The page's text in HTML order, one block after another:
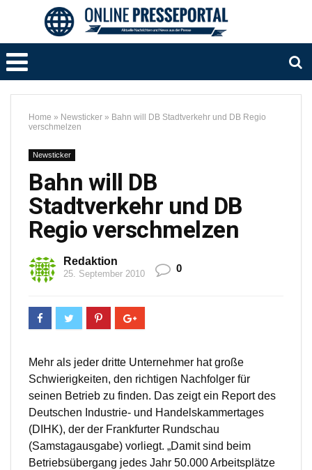
Home » Newsticker » Bahn will DB Stadtverkehr und DB Regio
verschmelzen
Newsticker
Bahn will DB
Stadtverkehr und DB
Regio verschmelzen
Redaktion
25. September 2010 0
Mehr als jeder dritte Unternehmer hat große
Schwierigkeiten, den richtigen Nachfolger für
seinen Betrieb zu finden. Das zeigt ein Report des
Deutschen Industrie- und Handelskammertages
(DIHK), der der Frankfurter Rundschau
(Samstagausgabe) vorliegt. „Damit sind beim
Betriebsübergang jedes Jahr 50.000 Arbeitsplätze